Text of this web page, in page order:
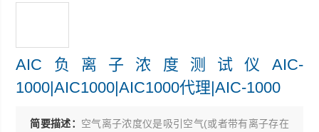
AIC负离子浓度测试仪AIC-
1000|AIC1000|AIC1000代理|AIC-1000
简要描述： 空气离子浓度仪是吸引空气(或者带有离子存在